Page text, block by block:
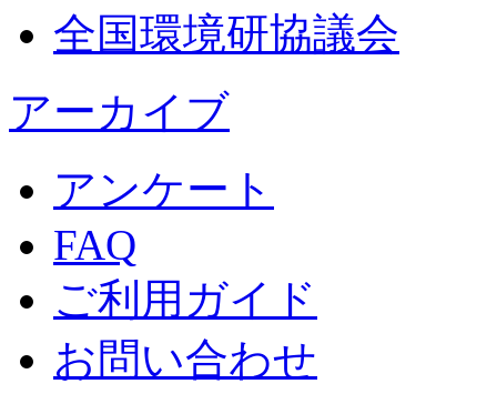
全国環境研協議会
アーカイブ
アンケート
FAQ
ご利用ガイド
お問い合わせ